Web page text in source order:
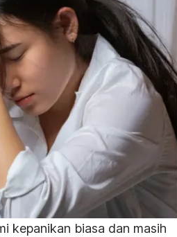
kepanikan biasa dan masih